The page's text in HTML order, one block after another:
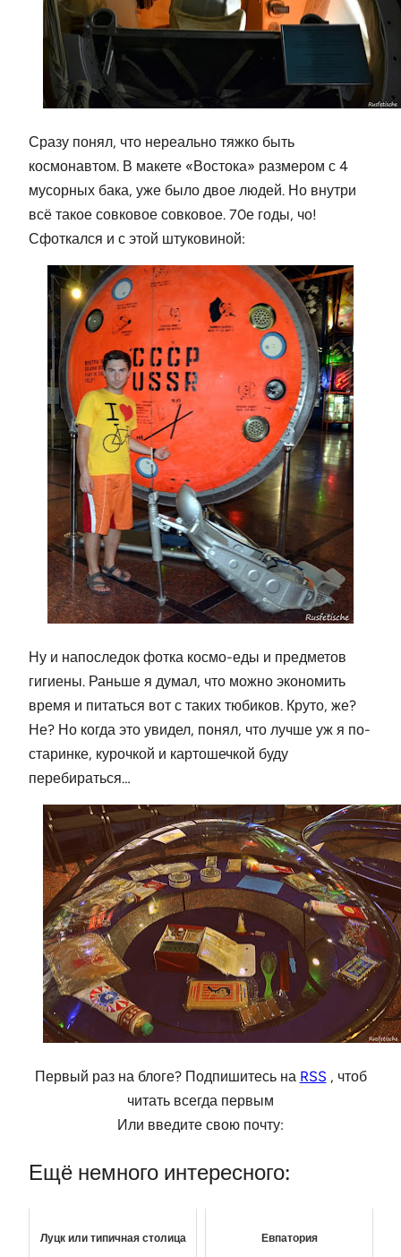
Сразу понял, что нереально тяжко быть
космонавтом. В макете «Востока» размером с 4
мусорных бака, уже было двое людей. Но внутри
всё такое совковое совковое. 70е годы, чо!
Сфоткался и с этой штуковиной:
Ну и напоследок фотка космо-еды и предметов
гигиены. Раньше я думал, что можно экономить
время и питаться вот с таких тюбиков. Круто, же?
Не? Но когда это увидел, понял, что лучше уж я по-
старинке, курочкой и картошечкой буду
перебираться…
Первый раз на блоге? Подпишитесь на RSS , чтоб
читать всегда первым
Или введите свою почту:
Ещё немного интересного:
Луцк или типичная столица Евпатория